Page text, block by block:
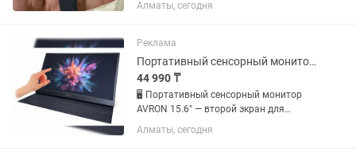
Отвязаны от Apple ID, готовы к
оригинальная зарядка и...
Алматы, сегодня
Реклама
Портативный сенсорный монитор AVRON 15.6 второй экран для работы
44 990 ₸
🖥 Портативный сенсорный монитор
AVRON 15.6" — второй экран для
работы, игр и смартфона! Нужен
дополнительный экран, который
Алматы, сегодня